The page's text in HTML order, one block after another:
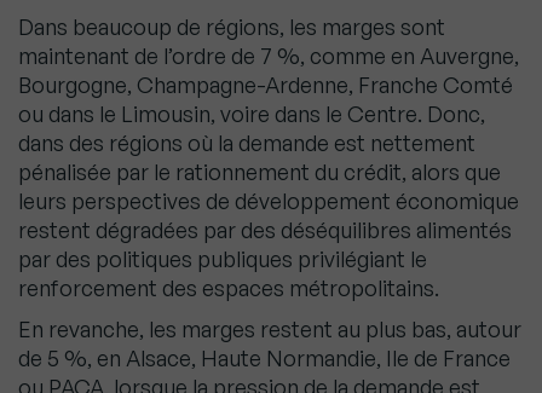
Dans beaucoup de régions, les marges sont
maintenant de l’ordre de 7 %, comme en Auvergne,
Bourgogne, Champagne-Ardenne, Franche Comté
ou dans le Limousin, voire dans le Centre. Donc,
dans des régions où la demande est nettement
pénalisée par le rationnement du crédit, alors que
leurs perspectives de développement économique
restent dégradées par des déséquilibres alimentés
par des politiques publiques privilégiant le
renforcement des espaces métropolitains.
En revanche, les marges restent au plus bas, autour
de 5 %, en Alsace, Haute Normandie, Ile de France
ou PACA, lorsque la pression de la demande est